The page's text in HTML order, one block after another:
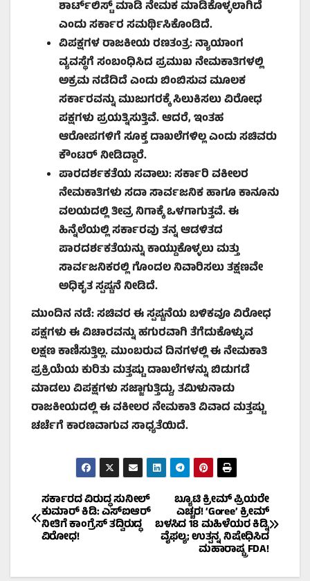
ಶಾರ್ಟ್‌ಲಿಸ್ಟ್ ಮಾಡಿ ನೇಮಕ ಮಾಡಿಕೊಳ್ಳಲಾಗಿದೆ
ಎಂದು ಸರ್ಕಾರ ಸಮರ್ಥಿಸಿಕೊಂಡಿದೆ.
ವಿಪಕ್ಷಗಳ ರಾಜಕೀಯ ರಣತಂತ್ರ:ನ್ಯಾಯಾಂಗ
ವ್ಯವಸ್ಥೆಗೆ ಸಂಬಂಧಿಸಿದ ಪ್ರಮುಖ ನೇಮಕಾತಿಗಳಲ್ಲಿ
ಅಕ್ರಮ ನಡೆದಿದೆ ಎಂದು ಬಿಂಬಿಸುವ ಮೂಲಕ
ಸರ್ಕಾರವನ್ನು ಮುಜುಗರಕ್ಕೆ ಸಿಲುಕಿಸಲು ವಿರೋಧ
ಪಕ್ಷಗಳು ಪ್ರಯತ್ನಿಸುತ್ತಿವೆ. ಆದರೆ,ಇಂತಹ
ಆರೋಪಗಳಿಗೆ ಸೂಕ್ತ ದಾಖಲೆಗಳಿಲ್ಲ ಎಂದು ಸಚಿವರು
ಕೌಂಟರ್ ನೀಡಿದ್ದಾರೆ.
ಪಾರದರ್ಶಕತೆಯ ಸವಾಲು:ಸರ್ಕಾರಿ ವಕೀಲರ
ನೇಮಕಾತಿಗಳು ಸದಾ ಸಾರ್ವಜನಿಕ ಹಾಗೂ ಕಾನೂನು
ವಲಯದಲ್ಲಿ ತೀವ್ರ ನಿಗಾಕ್ಕೆ ಒಳಗಾಗುತ್ತವೆ. ಈ
ಹಿನ್ನೆಲೆಯಲ್ಲಿ ಸರ್ಕಾರವು ತನ್ನ ಆಡಳಿತದ
ಪಾರದರ್ಶಕತೆಯನ್ನು ಕಾಯ್ದುಕೊಳ್ಳಲು ಮತ್ತು
ಸಾರ್ವಜನಿಕರಲ್ಲಿ ಗೊಂದಲ ನಿವಾರಿಸಲು ತಕ್ಷಣವೇ
ಅಧಿಕೃತ ಸ್ಪಷ್ಟನೆ ನೀಡಿದೆ.
ಮುಂದಿನ ನಡೆ:ಸಚಿವರ ಈ ಸ್ಪಷ್ಟನೆಯ ಬಳಿಕವೂ ವಿರೋಧ
ಪಕ್ಷಗಳು ಈ ವಿಚಾರವನ್ನು ಹಗುರವಾಗಿ ತೆಗೆದುಕೊಳ್ಳುವ
ಲಕ್ಷಣ ಕಾಣಿಸುತ್ತಿಲ್ಲ. ಮುಂಬರುವ ದಿನಗಳಲ್ಲಿ ಈ ನೇಮಕಾತಿ
ಪ್ರಕ್ರಿಯೆಯ ಕುರಿತು ಮತ್ತಷ್ಟು ದಾಖಲೆಗಳನ್ನು ಬಿಡುಗಡೆ
ಮಾಡಲು ವಿಪಕ್ಷಗಳು ಸಜ್ಜಾಗುತ್ತಿದ್ದು,ತಮಿಳುನಾಡು
ರಾಜಕೀಯದಲ್ಲಿ ಈ ವಕೀಲರ ನೇಮಕಾತಿ ವಿವಾದ ಮತ್ತಷ್ಟು
ಚರ್ಚೆಗೆ ಕಾರಣವಾಗುವ ಸಾಧ್ಯತೆಯಿದೆ.
Post
navigation
ಬ್ಯೂಟಿ ಕ್ರೀಮ್ ಪ್ರಿಯರೇ
ಎಚ್ಚರ! ‘Goree’ ಕ್ರೀಮ್
ಬಳಸಿದ 18 ಮಹಿಳೆಯರ ಕಿಡ್ನಿ
ವೈಫಲ್ಯ; ಉತ್ಪನ್ನ ನಿಷೇಧಿಸಿದ
ಮಹಾರಾಷ್ಟ್ರ FDA!
ಸರ್ಕಾರದ ವಿರುದ್ಧ ಸುನೀಲ್
ಕುಮಾರ್ ಕಿಡಿ: ಎಸ್‌ಐಆರ್
ನೀತಿಗೆ ಕಾಂಗ್ರೆಸ್ ತದ್ವಿರುದ್ಧ
ವಿರೋಧ!